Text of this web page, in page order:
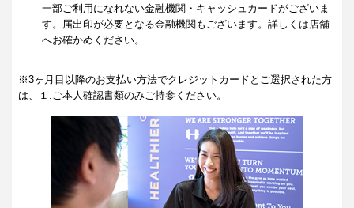
一部ご利用になれない金融機関・キャッシュカードがございま
す。届出印が必要となる金融機関もございます。詳しくは店舗
へお確かめください。
※3ヶ月目以降のお支払い方法でクレジットカードとご選択された方
は、１.ご本人確認書類のみご持参ください。